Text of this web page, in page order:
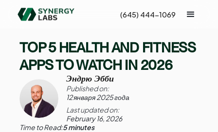
(645) 444-1069
TOP 5 HEALTH AND FITNESS
APPS TO WATCH IN 2026
Эндрю Эбби
Published on:
12 января 2025 года
Last updated on:
February 16, 2026
Time to Read:5 minutes